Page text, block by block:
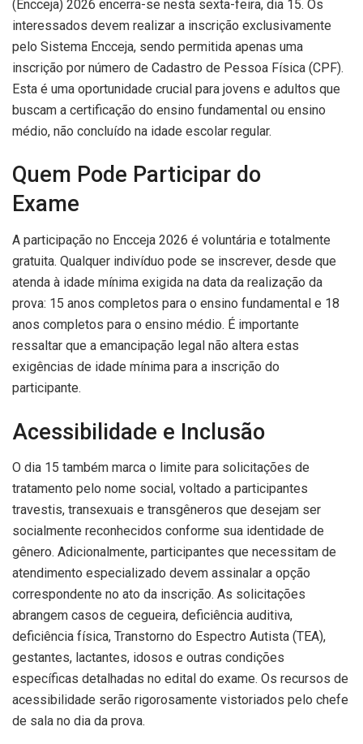
(Encceja) 2026 encerra-se nesta sexta-feira, dia 15. Os
interessados devem realizar a inscrição exclusivamente
pelo Sistema Encceja, sendo permitida apenas uma
inscrição por número de Cadastro de Pessoa Física (CPF).
Esta é uma oportunidade crucial para jovens e adultos que
buscam a certificação do ensino fundamental ou ensino
médio, não concluído na idade escolar regular.
Quem Pode Participar do
Exame
A participação no Encceja 2026 é voluntária e totalmente
gratuita. Qualquer indivíduo pode se inscrever, desde que
atenda à idade mínima exigida na data da realização da
prova: 15 anos completos para o ensino fundamental e 18
anos completos para o ensino médio. É importante
ressaltar que a emancipação legal não altera estas
exigências de idade mínima para a inscrição do
participante.
Acessibilidade e Inclusão
O dia 15 também marca o limite para solicitações de
tratamento pelo nome social, voltado a participantes
travestis, transexuais e transgêneros que desejam ser
socialmente reconhecidos conforme sua identidade de
gênero. Adicionalmente, participantes que necessitam de
atendimento especializado devem assinalar a opção
correspondente no ato da inscrição. As solicitações
abrangem casos de cegueira, deficiência auditiva,
deficiência física, Transtorno do Espectro Autista (TEA),
gestantes, lactantes, idosos e outras condições
específicas detalhadas no edital do exame. Os recursos de
acessibilidade serão rigorosamente vistoriados pelo chefe
de sala no dia da prova.